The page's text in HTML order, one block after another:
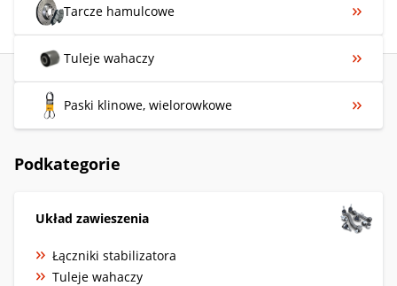
Tarcze hamulcowe
Tuleje wahaczy
Paski klinowe, wielorowkowe
Podkategorie
Układ zawieszenia
Łączniki stabilizatora
Tuleje wahaczy